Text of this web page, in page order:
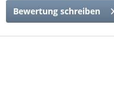
Bewertung schreiben